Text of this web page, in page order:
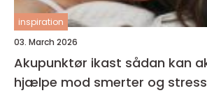
inspiration
03. March 2026
Akupunktør ikast sådan kan akupunktur
hjælpe mod smerter og stress